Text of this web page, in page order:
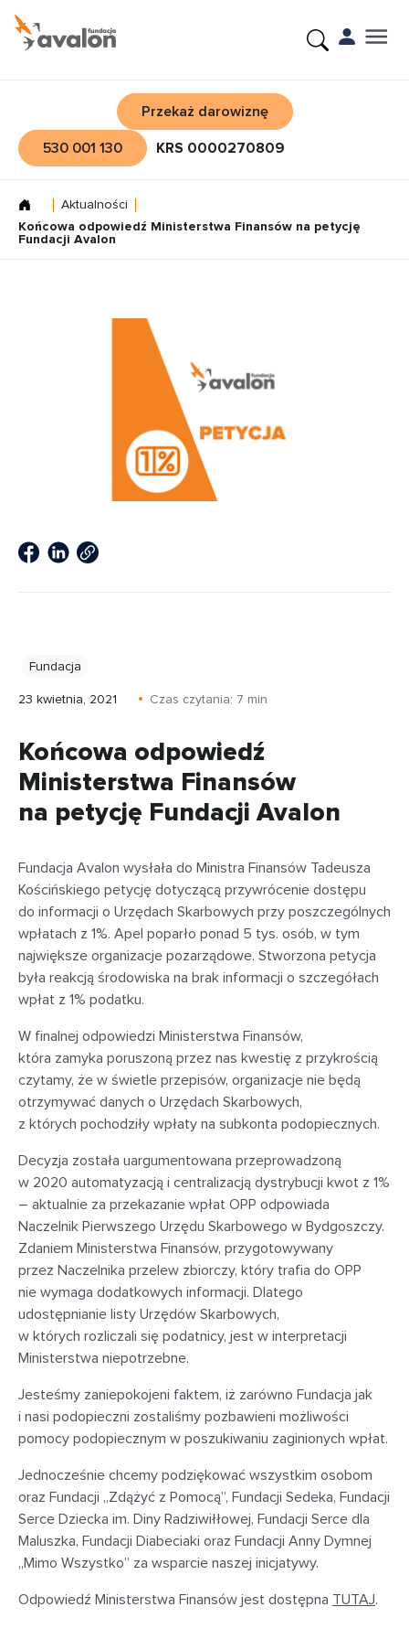
Przekaż darowiznę
530 001 130
KRS 0000270809
Aktualności
Końcowa odpowiedź Ministerstwa Finansów na petycję
Fundacji Avalon
Fundacja
23 kwietnia, 2021 Czas czytania: 7 min
Końcowa odpowiedź
Ministerstwa Finansów
na petycję Fundacji Avalon
Fundacja Avalon wysłała do Ministra Finansów Tadeusza
Kościńskiego petycję dotyczącą przywrócenie dostępu
do informacji o Urzędach Skarbowych przy poszczególnych
wpłatach z 1%. Apel poparło ponad 5 tys. osób, w tym
największe organizacje pozarządowe. Stworzona petycja
była reakcją środowiska na brak informacji o szczegółach
wpłat z 1% podatku.
W finalnej odpowiedzi Ministerstwa Finansów,
która zamyka poruszoną przez nas kwestię z przykrością
czytamy, że w świetle przepisów, organizacje nie będą
otrzymywać danych o Urzędach Skarbowych,
z których pochodziły wpłaty na subkonta podopiecznych.
Decyzja została uargumentowana przeprowadzoną
w 2020 automatyzacją i centralizacją dystrybucji kwot z 1%
– aktualnie za przekazanie wpłat OPP odpowiada
Naczelnik Pierwszego Urzędu Skarbowego w Bydgoszczy.
Zdaniem Ministerstwa Finansów, przygotowywany
przez Naczelnika przelew zbiorczy, który trafia do OPP
nie wymaga dodatkowych informacji. Dlatego
udostępnianie listy Urzędów Skarbowych,
w których rozliczali się podatnicy, jest w interpretacji
Ministerstwa niepotrzebne.
Jesteśmy zaniepokojeni faktem, iż zarówno Fundacja jak
i nasi podopieczni zostaliśmy pozbawieni możliwości
pomocy podopiecznym w poszukiwaniu zaginionych wpłat.
Jednocześnie chcemy podziękować wszystkim osobom
oraz Fundacji „Zdążyć z Pomocą”, Fundacji Sedeka, Fundacji
Serce Dziecka im. Diny Radziwiłłowej, Fundacji Serce dla
Maluszka, Fundacji Diabeciaki oraz Fundacji Anny Dymnej
„Mimo Wszystko” za wsparcie naszej inicjatywy.
Odpowiedź Ministerstwa Finansów jest dostępna TUTAJ.